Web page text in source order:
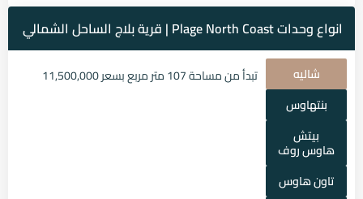
انواع وحدات Plage North Coast | قرية بلاج الساحل الشمالي
شاليه
بنتهاوس
بيتش
هاوس روف
تاون هاوس
تبدأ من مساحة 107 متر مربع بسعر 11,500,000